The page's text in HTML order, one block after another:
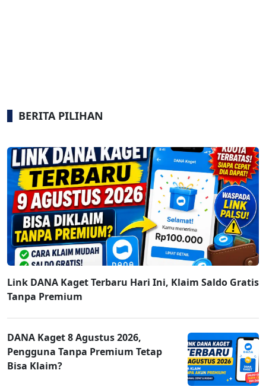
BERITA PILIHAN
Link DANA Kaget Terbaru Hari Ini, Klaim Saldo Gratis
Tanpa Premium
DANA Kaget 8 Agustus 2026,
Pengguna Tanpa Premium Tetap
Bisa Klaim?